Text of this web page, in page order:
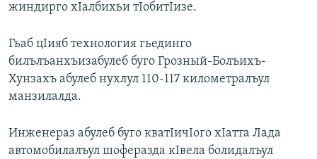
жиндирго хIалбихьи тIобитIизе.
Гьаб цIияб технология гьединго
билълъанхъизабулеб буго Грозный-Болъихъ-
Хунзахъ абулеб нухлул 110-117 километралъул
манзилалда.
Инженераз абулеб буго кватIичIого хIатта Лада
автомобилалъул шоферазда кIвела болидалъул